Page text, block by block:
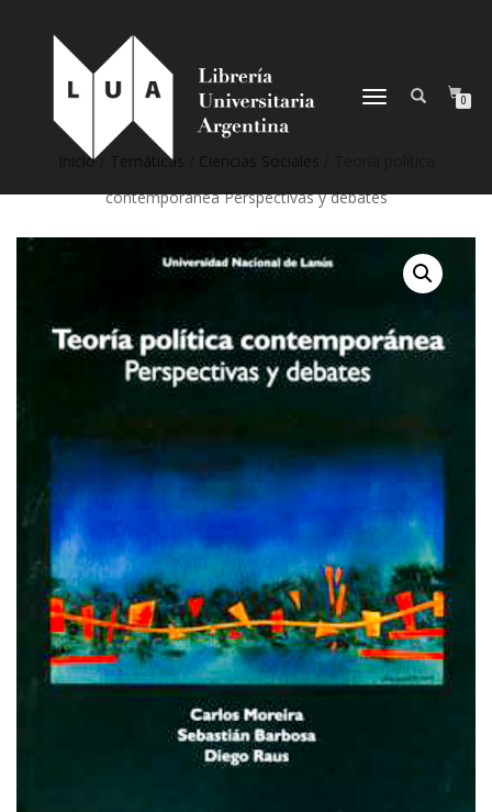
NAVEGACIÓN
0
Inicio/ Temáticas
contemporánea Perspectivas y debates